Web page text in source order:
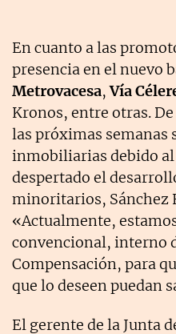
En cuanto a las
presencia en el nuevo
Metrovacesa,Vía
Kronos, entre otras.
las próximas semanas
inmobiliarias debido
despertado el
minoritarios, Sánchez
«Actualmente,
convencional, interno
Compensación, para
que lo deseen puedan
El gerente de la Junta